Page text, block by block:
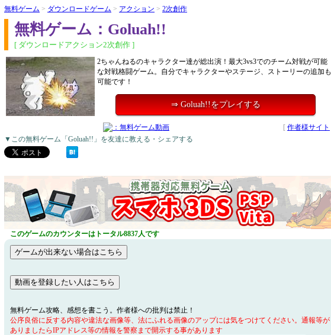
無料ゲーム > ダウンロードゲーム > アクション > 2次創作
無料ゲーム：Goluah!!
[ ダウンロードアクション2次創作 ]
2ちゃんねるのキャラクター達が総出演！最大3vs3でのチーム対戦が可能
な対戦格闘ゲーム。自分でキャラクターやステージ、ストーリーの追加も
可能です！
⇒ Goluah!!をプレイする
[ 作者様サイト
▼この無料ゲーム「Goluah!!」を友達に教える・シェアする
このゲームのカウンターはトータル8837人です
無料ゲーム攻略、感想を書こう。作者様への批判は禁止！
公序良俗に反する内容や違法な画像等、法にふれる画像のアップには気をつけてください。通報等が
ありましたらIPアドレス等の情報を警察まで開示する事があります